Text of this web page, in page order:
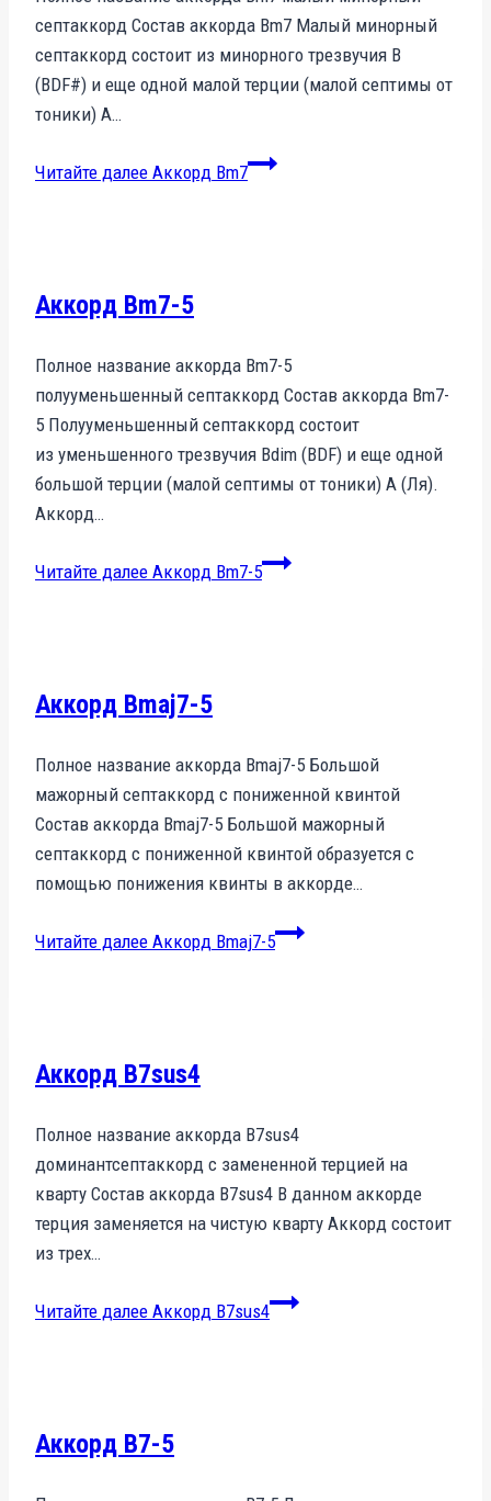
септаккорд Состав аккорда Bm7 Малый минорный
септаккорд состоит из минорного трезвучия B
(BDF#) и еще одной малой терции (малой септимы от
тоники) A…
Читайте далее Аккорд Bm7
Аккорд Bm7-5
Полное название аккорда Bm7-5
полууменьшенный септаккорд Состав аккорда Bm7-
5 Полууменьшенный септаккорд состоит
из уменьшенного трезвучия Bdim (BDF) и еще одной
большой терции (малой септимы от тоники) A (Ля).
Аккорд…
Читайте далее Аккорд Bm7-5
Аккорд Bmaj7-5
Полное название аккорда Bmaj7-5 Большой
мажорный септаккорд с пониженной квинтой
Состав аккорда Bmaj7-5 Большой мажорный
септаккорд с пониженной квинтой образуется с
помощью понижения квинты в аккорде…
Читайте далее Аккорд Bmaj7-5
Аккорд B7sus4
Полное название аккорда B7sus4
доминантсептаккорд с замененной терцией на
кварту Состав аккорда B7sus4 В данном аккорде
терция заменяется на чистую кварту Аккорд состоит
из трех…
Читайте далее Аккорд B7sus4
Аккорд B7-5